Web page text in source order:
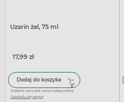
Uzarin żel, 75 ml
17,99 zł
Dodaj do koszyka
Podana cena jest ceną maksymalną
Dowiedz się więcej